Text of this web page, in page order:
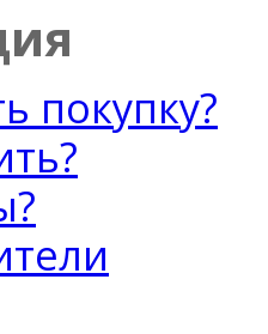
покупку?